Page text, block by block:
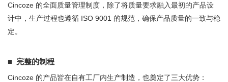
Cincoze 的全面质量管理制度，除了将质量要求融入最初的产品设
计中，生产过程也遵循 ISO 9001 的规范，确保产品质量的一致与稳
定。
■ 完整的制程
Cincoze 的产品皆在自有工厂内生产制造，也奠定了三大优势：